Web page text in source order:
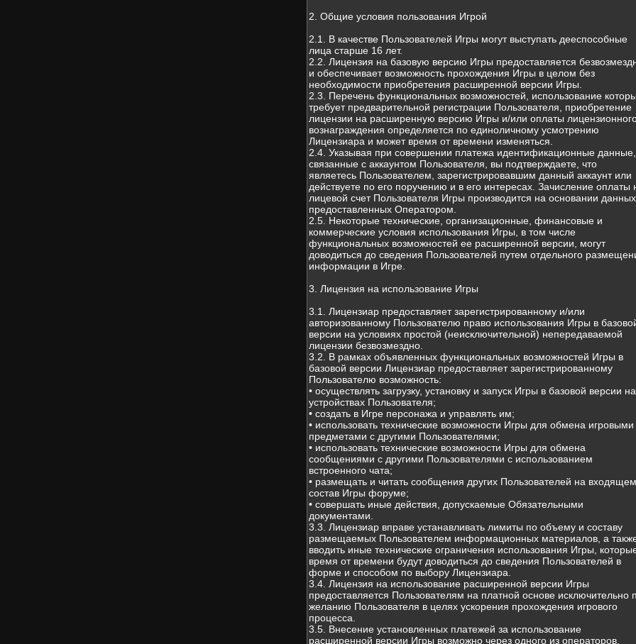
2. Общие условия пользования Игрой
2.1. В качестве Пользователей Игры могут выступать дееспособные
лица старше 16 лет.
2.2. Лицензия на базовую версию Игры предоставляется
и обеспечивает возможность прохождения Игры в целом без
необходимости приобретения расширенной версии Игры.
2.3. Перечень функциональных возможностей, использование
требует предварительной регистрации Пользователя, приобретение
лицензии на расширенную версию Игры и/или оплаты
вознаграждения определяется по единоличному усмотрению
Лицензиара и может время от времени изменяться.
2.4. Указывая при совершении платежа идентификационные данные,
связанные с аккаунтом Пользователя, вы подтверждаете, что
являетесь Пользователем, зарегистрировавшим данный аккаунт или
действуете по его поручению и в его интересах. Зачисление оплаты
лицевой счет Пользователя Игры производится на основании данных,
предоставленных Оператором.
2.5. Некоторые технические, организационные, финансовые и
коммерческие условия использования Игры, в том числе
функциональных возможностей ее расширенной версии, могут
доводиться до сведения Пользователей путем отдельного
информации в Игре.
3. Лицензия на использование Игры
3.1. Лицензиар предоставляет зарегистрированному и/или
авторизованному Пользователю право использования Игры в
версии на условиях простой (неисключительной) непередаваемой
лицензии безвозмездно.
3.2. В рамках объявленных функциональных возможностей Игры в
базовой версии Лицензиар предоставляет зарегистрированному
Пользователю возможность:
• осуществлять загрузку, установку и запуск Игры в базовой версии на
устройствах Пользователя;
• создать в Игре персонажа и управлять им;
• использовать технические возможности Игры для обмена игровыми
предметами с другими Пользователями;
• использовать технические возможности Игры для обмена
сообщениями с другими Пользователями с использованием
встроенного чата;
• размещать и читать сообщения других Пользователей на
состав Игры форуме;
• совершать иные действия, допускаемые Обязательными
документами.
3.3. Лицензиар вправе устанавливать лимиты по объему и составу
размещаемых Пользователем информационных материалов, а
вводить иные технические ограничения использования Игры,
время от времени будут доводиться до сведения Пользователей в
форме и способом по выбору Лицензиара.
3.4. Лицензия на использование расширенной версии Игры
предоставляется Пользователям на платной основе исключительно
желанию Пользователя в целях ускорения прохождения игрового
процесса.
3.5. Внесение установленных платежей за использование
расширенной версии Игры возможно через одного из операторов,